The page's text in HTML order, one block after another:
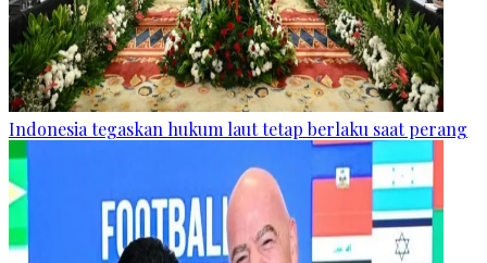
Indonesia tegaskan hukum laut tetap berlaku saat perang